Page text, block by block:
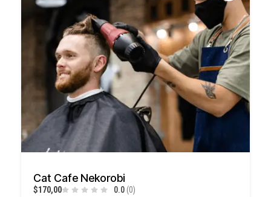
Cat Cafe Nekorobi
$170,00 0.0 (0)